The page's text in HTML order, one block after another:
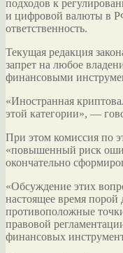
подходов к
и цифровой валюты в
ответственность.
Текущая редакция
запрет на любое
финансовыми
«Иностранная
этой категории», —
При этом комиссия по
«повышенный риск
окончательно
«Обсуждение этих
настоящее время порой
противоположные
правовой
финансовых